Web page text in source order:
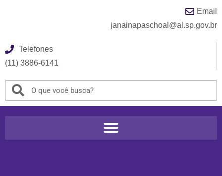
Email
janainapaschoal@al.sp.gov.br
Telefones
(11) 3886-6141